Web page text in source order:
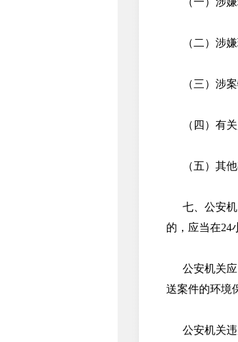
（二）涉嫌
（三）涉案
（四）有关
（五）其他
七、公安机
的，应当在24
公安机关应
送案件的环境
公安机关违